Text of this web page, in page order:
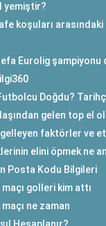
yemiştir?
koşuları
Eurolig şampiyonu
Doğdu?
gelen top el
faktörler ve
elini öpmek ne
Posta Kodu Bilgileri
golleri kim attı
ne zaman